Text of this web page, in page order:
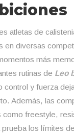
atletas de
en diversas
más
rutinas de Leo
control y fuerza
Además, las
como freestyle,
prueba los límites